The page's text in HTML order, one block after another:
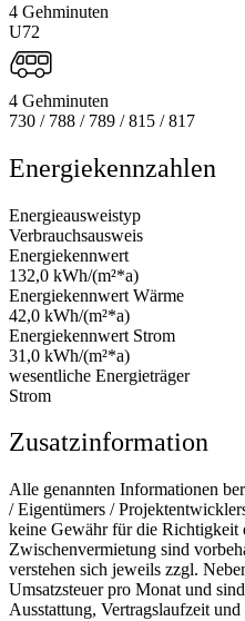
4 Gehminuten
U72
4 Gehminuten
730 / 788 / 789 / 815 / 817
Energiekennzahlen
Energieausweistyp
Verbrauchsausweis
Energiekennwert
132,0 kWh/(m²*a)
Energiekennwert Wärme
42,0 kWh/(m²*a)
Energiekennwert Strom
31,0 kWh/(m²*a)
wesentliche Energieträger
Strom
Zusatzinformation
Alle genannten Informationen
/ Eigentümers /
keine Gewähr für die Richtigkeit
Zwischenvermietung sind
verstehen sich jeweils zzgl.
Umsatzsteuer pro Monat und
Ausstattung, Vertragslaufzeit